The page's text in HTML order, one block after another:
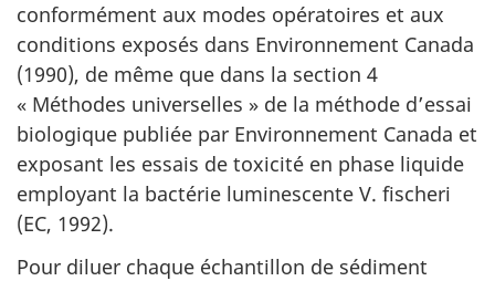
conformément aux modes opératoires et aux
conditions exposés dans Environnement Canada
(1990), de même que dans la section 4
« Méthodes universelles » de la méthode d’essai
biologique publiée par Environnement Canada et
exposant les essais de toxicité en phase liquide
employant la bactérie luminescente V. fischeri
(EC, 1992).
Pour diluer chaque échantillon de sédiment